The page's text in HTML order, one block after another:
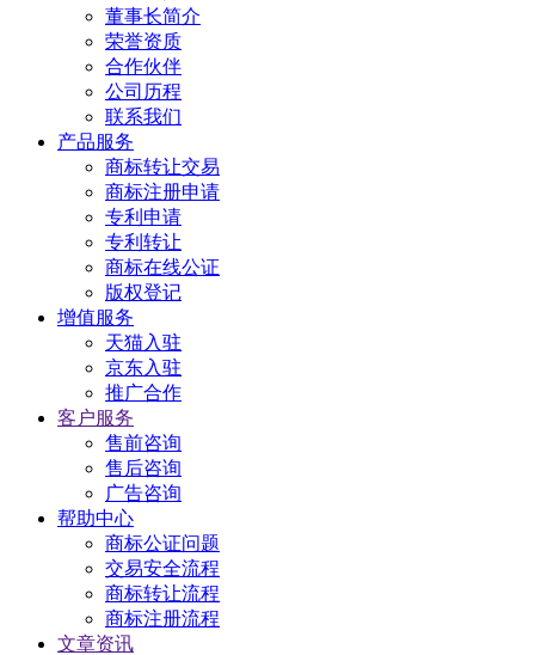
董事长简介
荣誉资质
合作伙伴
公司历程
联系我们
产品服务
商标转让交易
商标注册申请
专利申请
专利转让
商标在线公证
版权登记
增值服务
天猫入驻
京东入驻
推广合作
客户服务
售前咨询
售后咨询
广告咨询
帮助中心
商标公证问题
交易安全流程
商标转让流程
商标注册流程
文章资讯